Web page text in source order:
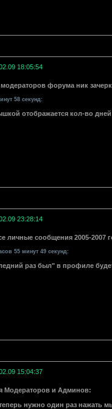
18:05:54
форума ник
58 секунд:
отображается кол-во
23:28:14
личные сообщения 2005-2007
55 минут 49 секунд:
раз был" в профиле
15:04:37
Модераторов и Админов:
нужно один раз нажать